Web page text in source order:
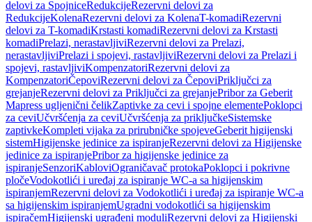
delovi za SpojniceRedukcijeRezervni delovi za
RedukcijeKolenaRezervni delovi za KolenaT-komadiRezervni
delovi za T-komadiKrstasti komadiRezervni delovi za Krstasti
komadiPrelazi, nerastavljiviRezervni delovi za Prelazi,
nerastavljiviPrelazi i spojevi, rastavljiviRezervni delovi za Prelazi i
spojevi, rastavljiviKompenzatoriRezervni delovi za
KompenzatoriČepoviRezervni delovi za ČepoviPriključci za
grejanjeRezervni delovi za Priključci za grejanjePribor za Geberit
Mapress ugljenični čelikZaptivke za cevi i spojne elementePoklopci
za ceviUčvršćenja za ceviUčvršćenja za priključkeSistemske
zaptivkeKompleti vijaka za prirubničke spojeveGeberit higijenski
sistemHigijenske jedinice za ispiranjeRezervni delovi za Higijenske
jedinice za ispiranjePribor za higijenske jedinice za
ispiranjeSenzoriKabloviOgraničavač protokaPoklopci i pokrivne
pločeVodokotlići i uređaj za ispiranje WC-a sa higijenskim
ispiranjemRezervni delovi za Vodokotlići i uređaj za ispiranje WC-a
sa higijenskim ispiranjemUgradni vodokotlići sa higijenskim
ispiračemHigijenski ugrađeni moduliRezervni delovi za Higijenski